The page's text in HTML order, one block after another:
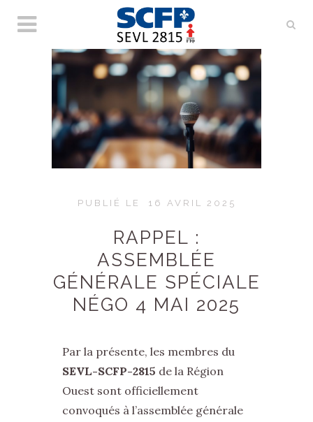
PUBLIÉ LE 16 AVRIL 2025
RAPPEL :
ASSEMBLÉE
GÉNÉRALE SPÉCIALE
NÉGO 4 MAI 2025
Par la présente, les membres du
SEVL-SCFP-2815 de la Région
Ouest sont officiellement
convoqués à l’assemblée générale